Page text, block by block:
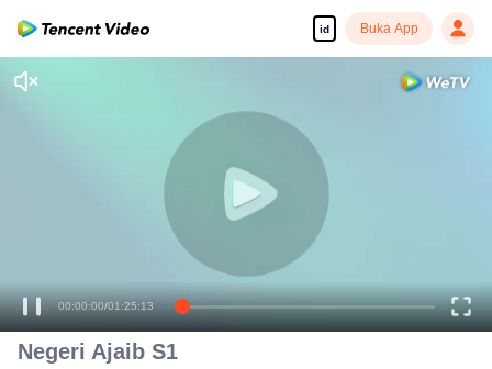
id Buka App
00:00:00/01:25:13
Negeri Ajaib S1